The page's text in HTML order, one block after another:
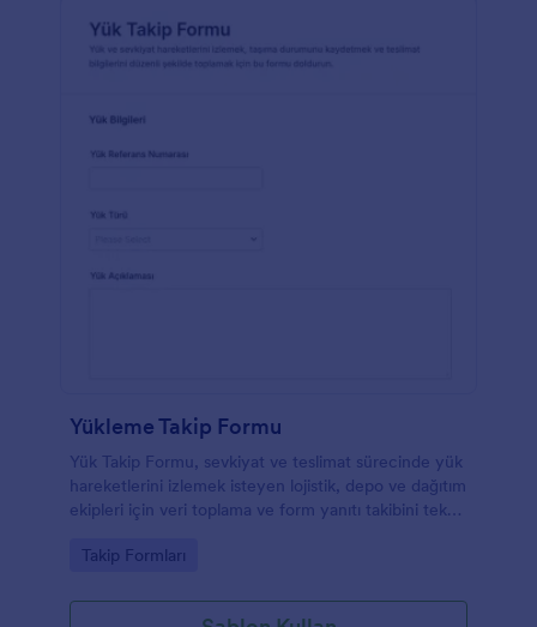
Yükleme Takip Formu
Yük Takip Formu, sevkiyat ve teslimat sürecinde yük
hareketlerini izlemek isteyen lojistik, depo ve dağıtım
ekipleri için veri toplama ve form yanıtı takibini tek
Go to Category:
Takip Formları